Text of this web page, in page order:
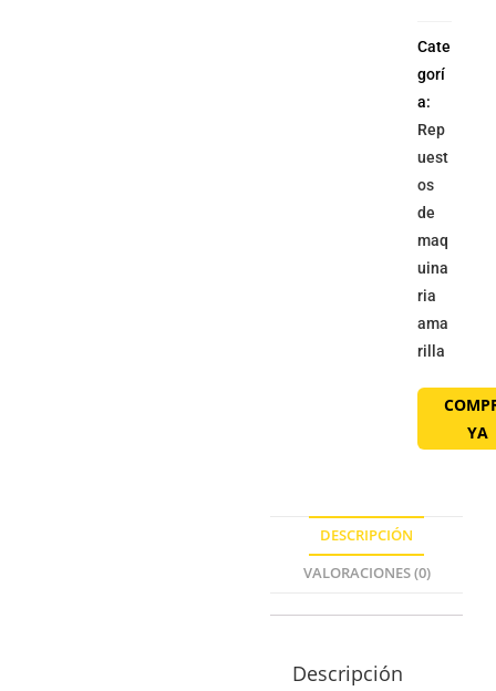
Cate
gorí
a:
Rep
uest
os
de
maq
uina
ria
ama
rilla
YA
DESCRIPCIÓN
VALORACIONES (0)
Descripción